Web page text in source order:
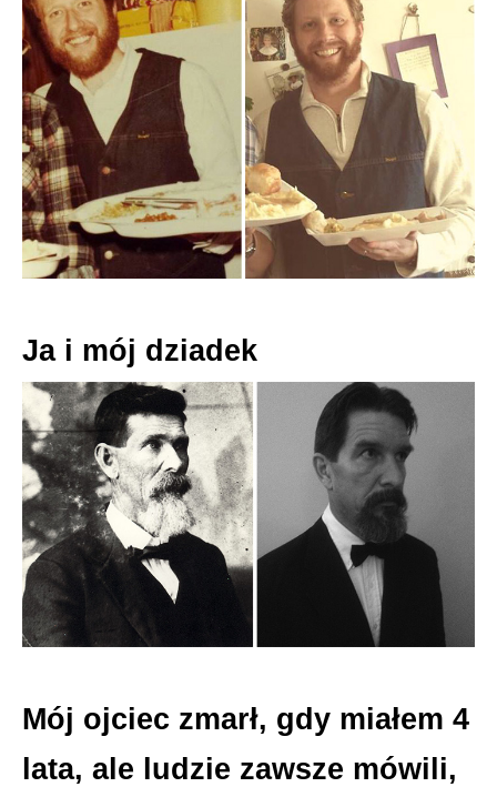
Ja i mój dziadek
Mój ojciec zmarł, gdy miałem 4
lata, ale ludzie zawsze mówili,